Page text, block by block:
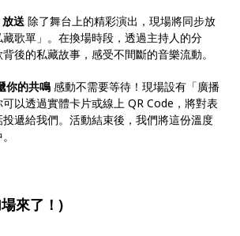
放送 除了舞台上的精彩演出，現場將同步放
歌單」。在換場時段，透過主持人的分
後的私藏故事，感受不間斷的音樂流動。
你的共鳴 感動不需要等待！現場設有「廣播
以透過實體卡片或線上 QR Code，將對表
遞給我們。活動結束後，我們將這份溫度
來了！)